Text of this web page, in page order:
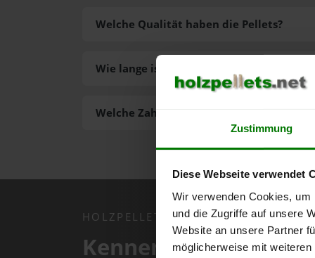
Zustimmung
Diese Webseite verwendet
Wir verwenden Cookies,
und die Zugriffe auf unsere
Website an unsere Partner
möglicherweise mit
Welche Zahlungsarten gibt es?
Welche Qualität haben die Pellets?
Wie lange ist die Lieferzeit der Pellets?
HOLZPELLETS.NET APP
Kennen Sie schon